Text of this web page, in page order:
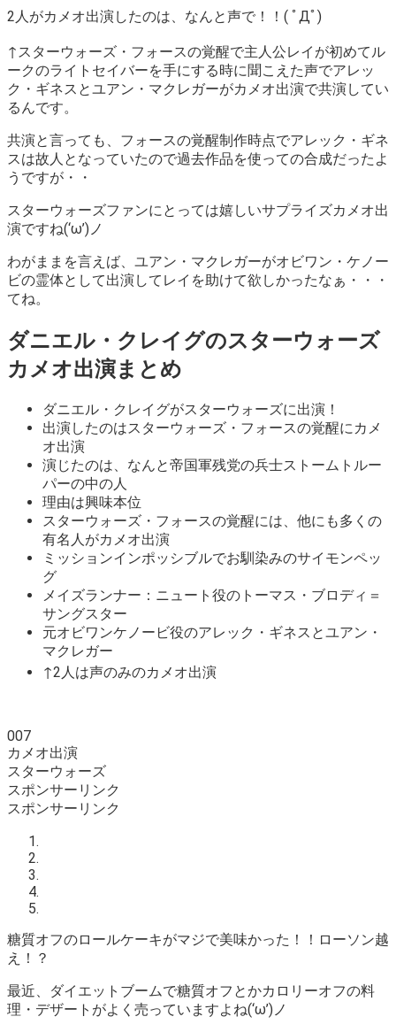
2人がカメオ出演したのは、なんと声で！！( ﾟДﾟ)
↑スターウォーズ・フォースの覚醒で主人公レイが初めてル
ークのライトセイバーを手にする時に聞こえた声でアレッ
ク・ギネスとユアン・マクレガーがカメオ出演で共演してい
るんです。
共演と言っても、フォースの覚醒制作時点でアレック・ギネ
スは故人となっていたので過去作品を使っての合成だったよ
うですが・・
スターウォーズファンにとっては嬉しいサプライズカメオ出
演ですね(‘ω’)ノ
わがままを言えば、ユアン・マクレガーがオビワン・ケノー
ビの霊体として出演してレイを助けて欲しかったなぁ・・・
てね。
ダニエル・クレイグのスターウォーズ
カメオ出演まとめ
ダニエル・クレイグがスターウォーズに出演！
出演したのはスターウォーズ・フォースの覚醒にカメ
オ出演
演じたのは、なんと帝国軍残党の兵士ストームトルー
パーの中の人
理由は興味本位
スターウォーズ・フォースの覚醒には、他にも多くの
有名人がカメオ出演
ミッションインポッシブルでお馴染みのサイモンペッ
グ
メイズランナー：ニュート役のトーマス・ブロディ＝
サングスター
元オビワンケノービ役のアレック・ギネスとユアン・
マクレガー
↑2人は声のみのカメオ出演
007
カメオ出演
スターウォーズ
スポンサーリンク
スポンサーリンク
糖質オフのロールケーキがマジで美味かった！！ローソン越
え！？
最近、ダイエットブームで糖質オフとかカロリーオフの料
理・デザートがよく売っていますよね(‘ω’)ノ